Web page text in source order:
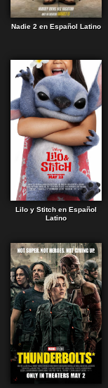
Nadie 2 en Español Latino
Lilo y Stitch en Español
Latino